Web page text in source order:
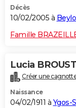
Décès
10/02/2005 à
Famille
Lucia
Créer une
Naissance
04/02/1911 à Ygos-